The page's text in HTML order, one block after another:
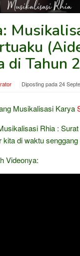
di Tahun
Diposting pada24
Musikalisasi Karya
Rhia :
di waktu senggang
Videonya: